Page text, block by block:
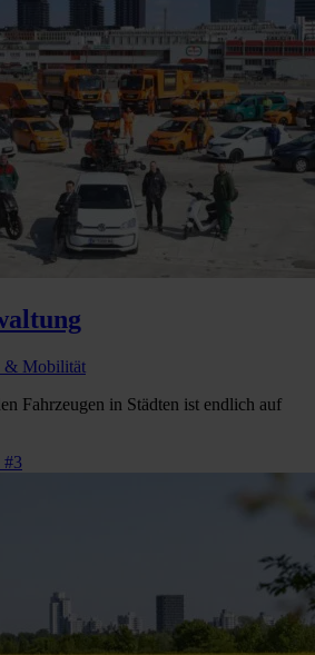
& Mobilität
Fahrzeugen in Städten ist endlich auf